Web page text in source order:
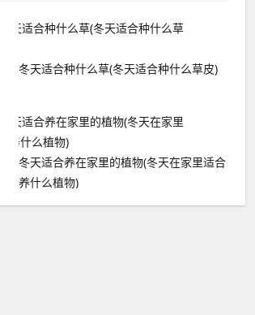
冬天适合种什么草(冬天适合种什么草皮)
冬天适合养在家里的植物(冬天在家里适合
养什么植物)